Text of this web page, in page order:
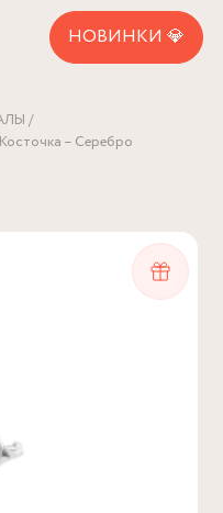
НОВИНКИ 💎
– Серебро